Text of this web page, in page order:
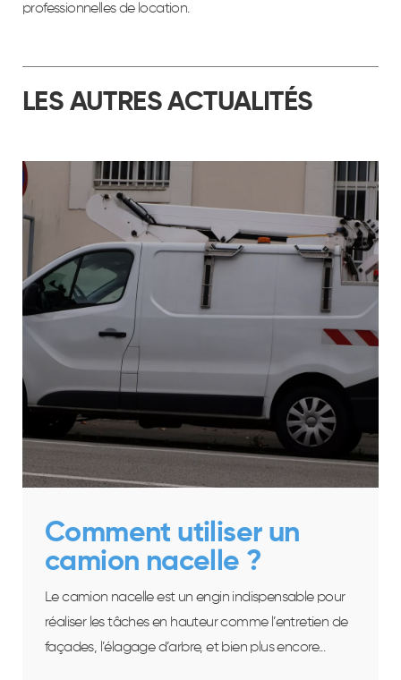
professionnelles de location.
LES AUTRES ACTUALITÉS
Comment utiliser un
camion nacelle ?
Le camion nacelle est un engin indispensable pour
réaliser les tâches en hauteur comme l’entretien de
façades, l’élagage d’arbre, et bien plus encore...